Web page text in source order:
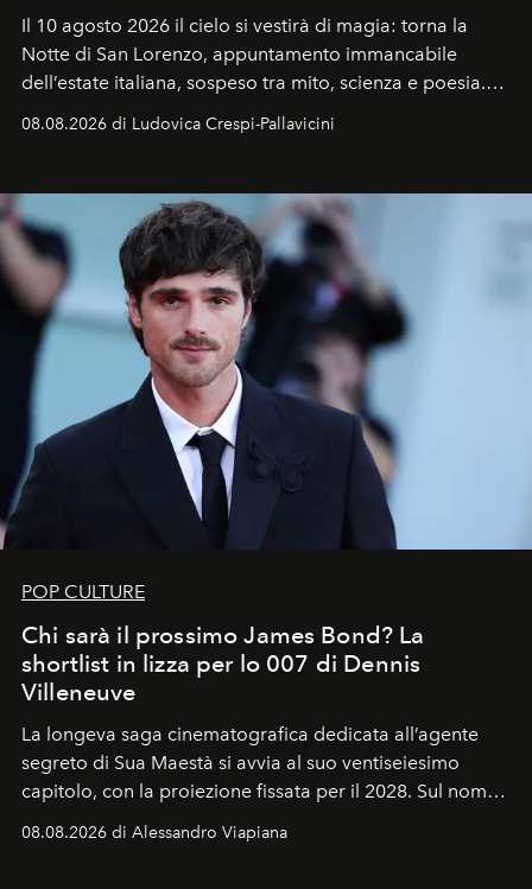
Il 10 agosto 2026 il cielo si vestirà di magia: torna la
Notte di San Lorenzo, appuntamento immancabile
dell’estate italiana, sospeso tra mito, scienza e poesia.
Sarà il momento in cui gli occhi si alzano verso la volta
celeste per seguire il passaggio delle
all’universo i desideri più segreti
08.08.2026 di Ludovica Crespi-Pallavicini
POP CULTURE
Chi sarà il prossimo James Bond? La
shortlist in lizza per lo 007 di Dennis
Villeneuve
La longeva saga cinematografica dedicata all’agente
segreto di Sua Maestà si avvia al suo ventiseiesimo
capitolo, con la proiezione fissata per il 2028. Sul nome
dell’attore chiamato a raccogliere l’eredità di Daniel
Craig, però, regna ancora il più assoluto riserbo.
08.08.2026 di Alessandro Viapiana